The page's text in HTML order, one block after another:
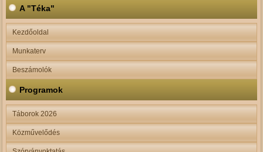
A "Téka"
Kezdőoldal
Munkaterv
Beszámolók
Programok
Táborok 2026
Közművelődés